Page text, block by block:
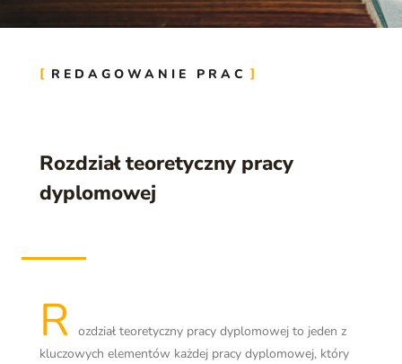
REDAGOWANIE PRAC
Rozdział teoretyczny pracy
dyplomowej
R
ozdział teoretyczny pracy dyplomowej to jeden z
kluczowych elementów każdej pracy dyplomowej, który